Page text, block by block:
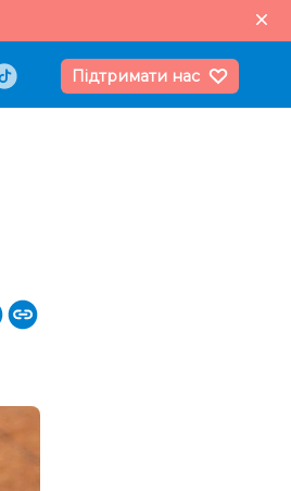
Підтримати нас